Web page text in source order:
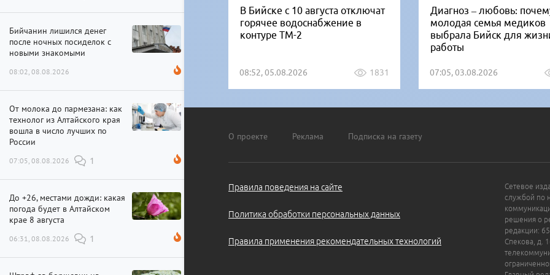
Бийчанин лишился денег
после ночных посиделок с
новыми знакомыми
08:02, 08.08.2026
От молока до пармезана: как
технолог из Алтайского края
вошла в число лучших по
России
07:05, 08.08.2026 1
До +26, местами дожди: какая
погода будет в Алтайском
крае 8 августа
06:31, 08.08.2026 1
В Бийске с 10 августа отключат
горячее водоснабжение в
контуре ТМ-2
08:52, 05.08.2026 1831
Диагноз – любовь:
молодая семья медиков
выбрала Бийск для
работы
07:05, 03.08.2026
О проекте Реклама Подписка на газету
Правила поведения на сайте
Политика обработки персональных данных
Правила применения рекомендательных технологий
Сетевое
службой по
решения о
редакции:
Спекова, д.